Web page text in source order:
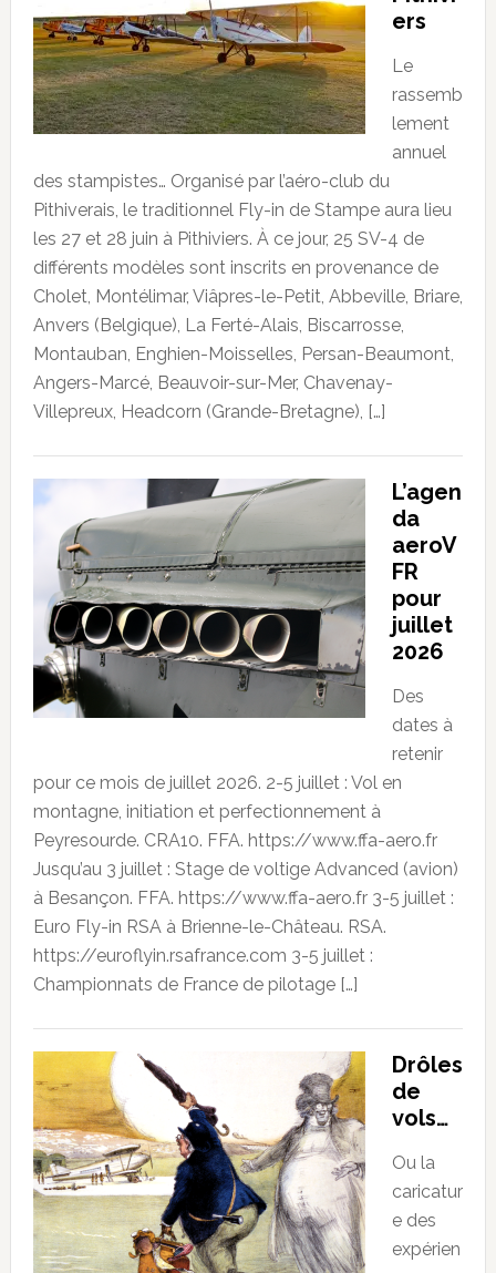
ers
Le
rassemb
lement
annuel
des stampistes… Organisé par l’aéro-club du
Pithiverais, le traditionnel Fly-in de Stampe aura lieu
les 27 et 28 juin à Pithiviers. À ce jour, 25 SV-4 de
différents modèles sont inscrits en provenance de
Cholet, Montélimar, Viâpres-le-Petit, Abbeville, Briare,
Anvers (Belgique), La Ferté-Alais, Biscarrosse,
Montauban, Enghien-Moisselles, Persan-Beaumont,
Angers-Marcé, Beauvoir-sur-Mer, Chavenay-
Villepreux, Headcorn (Grande-Bretagne), […]
L’agen
da
aeroV
FR
pour
juillet
2026
Des
dates à
retenir
pour ce mois de juillet 2026. 2-5 juillet : Vol en
montagne, initiation et perfectionnement à
Peyresourde. CRA10. FFA. https://www.ffa-aero.fr
Jusqu’au 3 juillet : Stage de voltige Advanced (avion)
à Besançon. FFA. https://www.ffa-aero.fr 3-5 juillet :
Euro Fly-in RSA à Brienne-le-Château. RSA.
https://euroflyin.rsafrance.com 3-5 juillet :
Championnats de France de pilotage […]
Drôles
de
vols…
Ou la
caricatur
e des
expérien